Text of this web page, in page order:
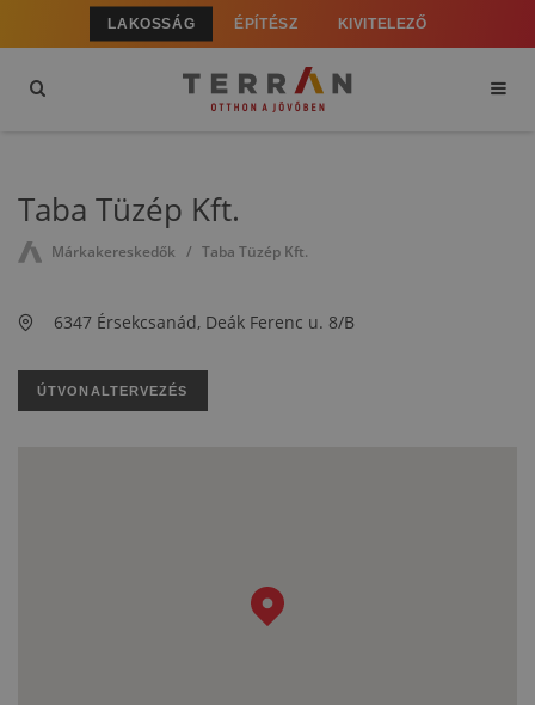
LAKOSSÁG ÉPÍTÉSZ KIVITELEZŐ
Taba Tüzép Kft.
Márkakereskedők Taba Tüzép Kft.
6347 Érsekcsanád, Deák Ferenc u. 8/B
ÚTVONALTERVEZÉS